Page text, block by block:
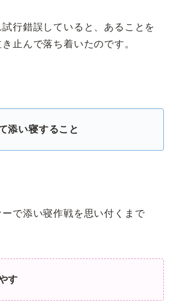
行錯誤していると、あることを
止んで落ち着いたのです。
添い寝すること
で添い寝作戦を思い付くまで
す